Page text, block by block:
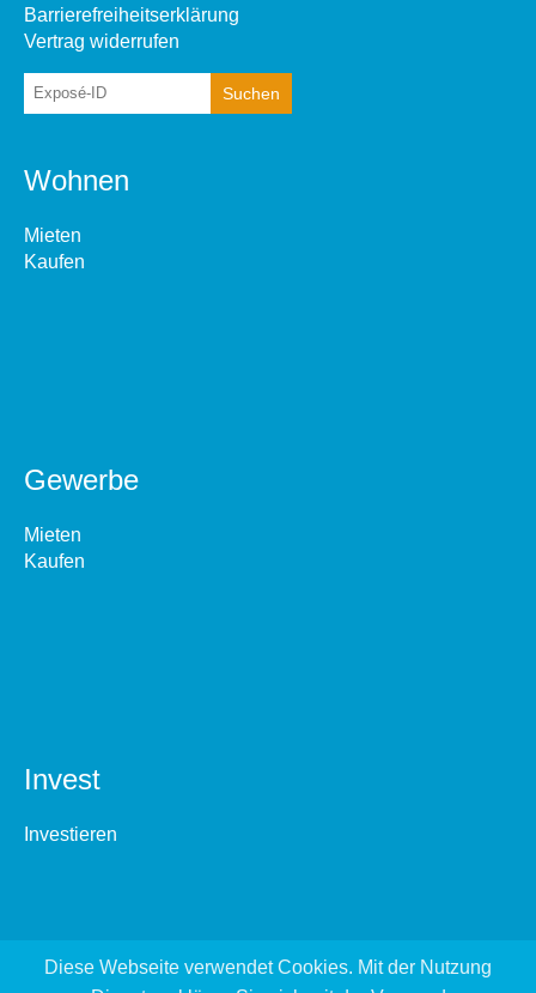
Barrierefreiheitserklärung
Vertrag widerrufen
Wohnen
Mieten
Kaufen
Gewerbe
Mieten
Kaufen
Invest
Investieren
Diese Webseite verwendet Cookies. Mit der Nutzung